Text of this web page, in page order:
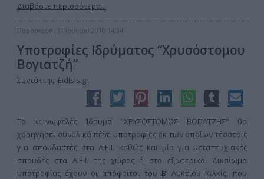
Διαβάστε περισσότερα...
Παρασκευή, 11 Ιουνίου 2010 14:34
Υποτροφίες Ιδρύματος “Χρυσόστομου
Βογιατζή”
Συντάκτης: Eidisis.gr
Το κοινωφελές Ίδρυμα "ΧΡΥΣΟΣΤΟΜΟΣ ΒΟΓΙΑΤΖΗΣ" θα
χορηγήσει συνολικά πένε υποτροφίες εκ των οποίων τέσσερις
για σπουδαστές στα Α.Ε.Ι. καθώς και μία για μεταπτυχιακές
σπουδές στα Α.Ε.Ι. της χώρας ή στο εξωτερικό. Δικαίωμα
υποτροφίας έχουν οι απόφοιτοι του Β’ Λυκείου Κιλκίς, που